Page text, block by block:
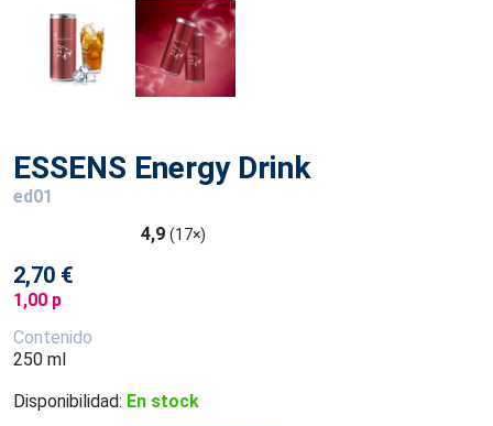
ESSENS Energy Drink
ed01
4,9 (17×)
2,70 €
1,00 p
Contenido
250 ml
Disponibilidad: En stock